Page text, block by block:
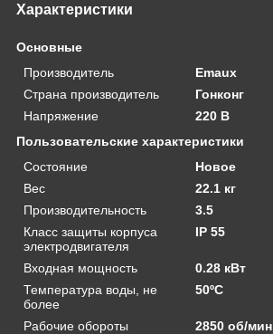
Характеристики
Основные
Производитель
Emaux
Страна производитель
Гонконг
Напряжение
220 В
Пользовательские характеристики
Состояние
Новое
Вес
22.1 кг
Производительность
3.5
Класс защиты корпуса
электродвигателя
IP 55
Входная мощность
0.28 кВт
Температура воды, не
более
50ºС
Рабочие обороты
2850 об/мин